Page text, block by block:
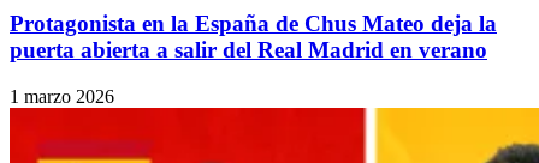
Protagonista en la España de Chus Mateo deja la
puerta abierta a salir del Real Madrid en verano
1 marzo 2026